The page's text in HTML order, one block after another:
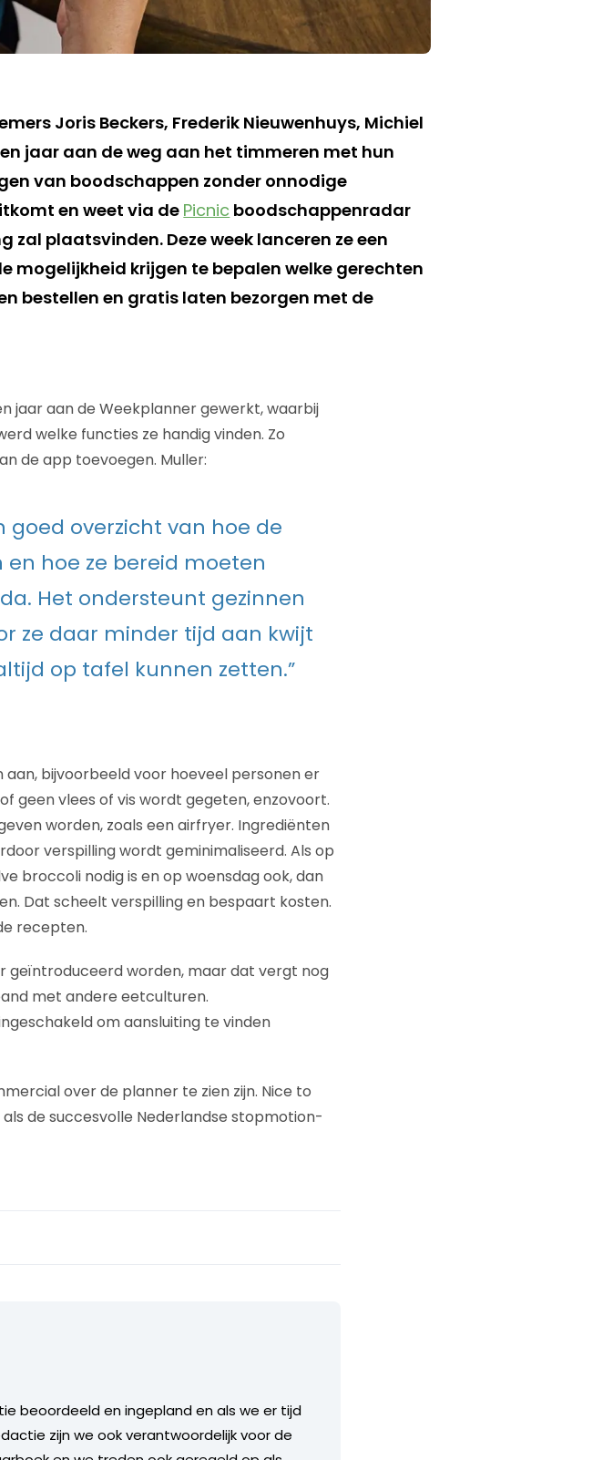
Joris Beckers, Frederik Nieuwenhuys, Michiel
jaar aan de weg aan het timmeren met hun
van boodschappen zonder onnodige
en weet via de Picnic boodschappenradar
plaatsvinden. Deze week lanceren ze een
mogelijkheid krijgen te bepalen welke gerechten
bestellen en gratis laten bezorgen met de
jaar aan de Weekplanner gewerkt, waarbij
welke functies ze handig vinden. Zo
de app toevoegen. Muller:
goed overzicht van hoe de
hoe ze bereid moeten
Het ondersteunt gezinnen
ze daar minder tijd aan kwijt
op tafel kunnen zetten.”
bijvoorbeeld voor hoeveel personen er
geen vlees of vis wordt gegeten, enzovoort.
worden, zoals een airfryer. Ingrediënten
verspilling wordt geminimaliseerd. Als op
broccoli nodig is en op woensdag ook, dan
Dat scheelt verspilling en bespaart kosten.
recepten.
geïntroduceerd worden, maar dat vergt nog
met andere eetculturen.
om aansluiting te vinden
over de planner te zien zijn. Nice to
de succesvolle Nederlandse stopmotion-
beoordeeld en ingepland en als we er tijd
zijn we ook verantwoordelijk voor de